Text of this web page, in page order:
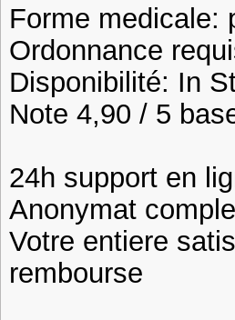
Forme medicale:
Ordonnance
Disponibilité: In
Note 4,90 / 5
24h support en
Anonymat
Votre entiere
rembourse